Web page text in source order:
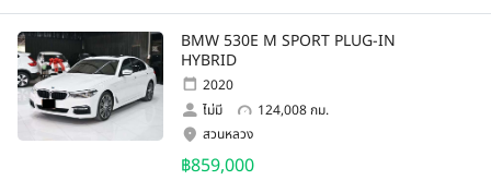
BMW 530E M SPORT PLUG-IN
HYBRID
2020
ไม่มี
124,008 กม.
฿859,000
สวนหลวง